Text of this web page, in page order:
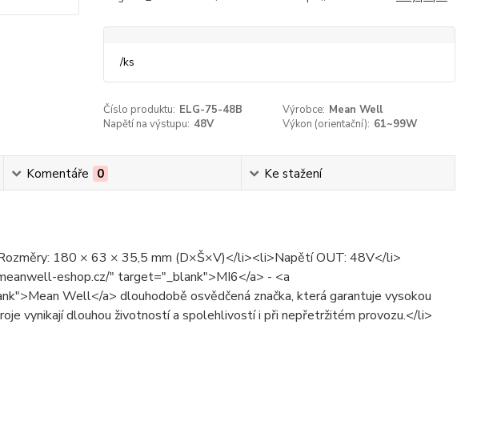
/ks
Číslo produktu: ELG-75-48B Výrobce: Mean Well
Napětí na výstupu: 48V Výkon (orientační­): 61~99W
Komentáře 0 Ke stažení
180 × 63 × 35,5 mm (D×Š×V)</li><li>Napětí OUT: 48V</li>
eshop.cz/" target="_blank">MI6</a> - <a
Well</a> dlouhodobě osvědčená značka, která garantuje vysokou
vynikají dlouhou životností a spolehlivostí i při nepřetržitém provozu.</li>